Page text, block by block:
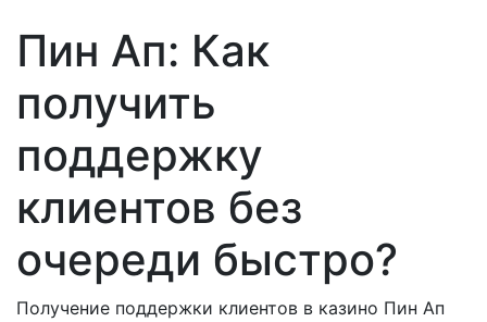
Пин Ап: Как
получить
поддержку
клиентов без
очереди быстро?
Получение поддержки клиентов в казино Пин Ап